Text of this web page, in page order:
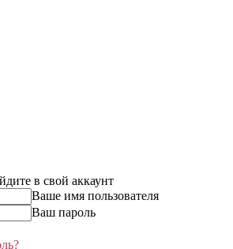
в свой аккаунт
Ваше имя пользователя
Ваш пароль